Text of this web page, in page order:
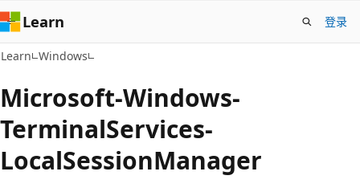
Learn 登录
Learn Windows
Microsoft-Windows-
TerminalServices-
LocalSessionManager